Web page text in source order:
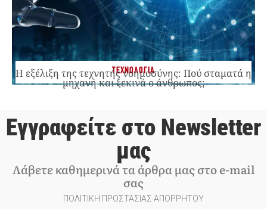
ΤΕΧΝΟΛΟΓΙΑ
Η εξέλιξη της τεχνητής νοημοσύνης: Πού σταματά η
μηχανή και ξεκινά ο άνθρωπος;
Εγγραφείτε στο Newsletter
μας
Λάβετε καθημερινά τα άρθρα μας στο e-mail
σας
ΠΟΛΙΤΙΚΗ ΠΡΟΣΤΑΣΙΑΣ ΑΠΟΡΡΗΤΟΥ